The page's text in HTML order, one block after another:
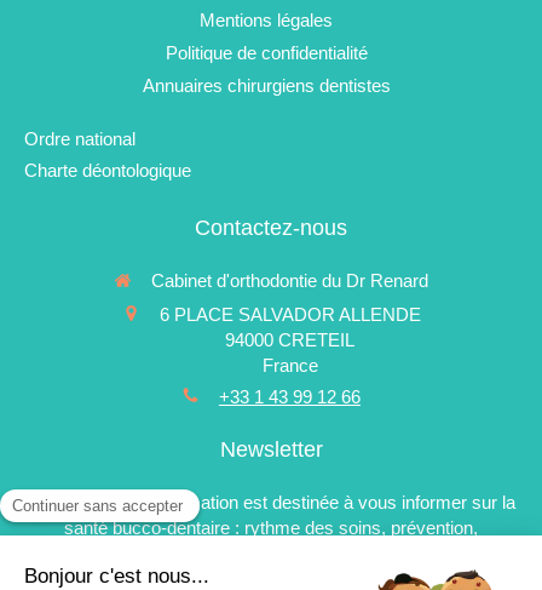
Mentions légales
Politique de confidentialité
Annuaires chirurgiens dentistes
Ordre national
Charte déontologique
Contactez-nous
Cabinet d'orthodontie du Dr Renard
6 PLACE SALVADOR ALLENDE
94000 CRETEIL
France
+33 1 43 99 12 66
Newsletter
La newsletter d'information est destinée à vous informer sur la
santé bucco-dentaire : rythme des soins, prévention,
traitements. Elle est réservée aux patients du cabinet.